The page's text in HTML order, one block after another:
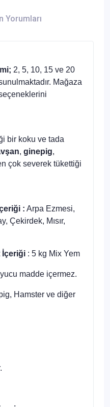
Yorumları
2, 5, 10, 15 ve 20
Mağaza
bir koku ve tada
, ginepig,
çok severek tükettiği
: Arpa Ezmesi,
Çekirdek, Mısır,
İçeriği : 5 kg Mix Yem
madde içermez.
Hamster ve diğer